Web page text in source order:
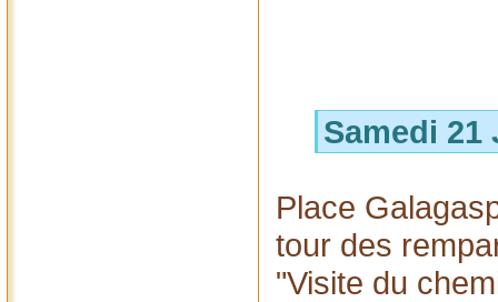
Samedi 21
Place
tour des
"Visite du